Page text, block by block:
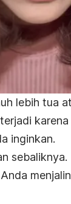
lebih tua
inginkan.
sebaliknya.